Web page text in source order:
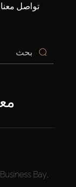
تواصل معنا
Bay,